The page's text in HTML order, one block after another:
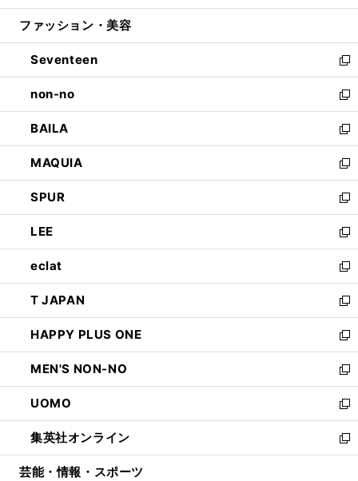
開
ウ
開
く
ン
ウ
で
開
く
ウ
ン
ド
ウ
で
開
く
ファッション・美容
Seventeen
新
し
い
ウ
ィ
ン
ド
ウ
で
開
く
non-no
新
し
い
ウ
ィ
ン
ド
ウ
で
開
く
BAILA
新
し
い
ウ
ィ
ン
ド
ウ
で
開
く
MAQUIA
新
し
い
ウ
ィ
ン
ド
ウ
で
開
く
SPUR
新
し
い
ウ
ィ
ン
ド
ウ
で
開
く
LEE
新
し
い
ウ
ィ
ン
ド
ウ
で
開
く
eclat
新
し
い
ウ
ィ
ン
ド
ウ
で
開
く
T JAPAN
新
し
い
ウ
ィ
ン
ド
ウ
で
開
HAPPY PLUS ONE
新
し
い
ウ
ィ
ン
ド
ウ
MEN'S NON-NO
新
し
い
ウ
ィ
ン
UOMO
新
し
い
ウ
集英社オンライン
新
し
芸能・情報・スポーツ